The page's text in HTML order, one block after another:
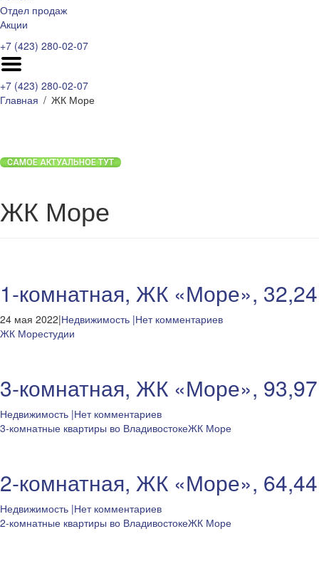
Отдел продаж
Акции
+7 (423) 280-02-07
+7 (423) 280-02-07
Главная
ЖК Море
САМОЕ АКТУАЛЬНОЕ ТУТ
ЖК Море
1-комнатная, ЖК «Море», 32,24
24 мая 2022|Недвижимость |Нет комментариев
ЖК Морестудии
3-комнатная, ЖК «Море», 93,97
Недвижимость |Нет комментариев
3-комнатные квартиры во ВладивостокеЖК Море
2-комнатная, ЖК «Море», 64,44
Недвижимость |Нет комментариев
2-комнатные квартиры во ВладивостокеЖК Море